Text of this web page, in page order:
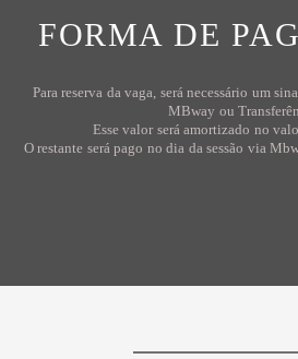
FORMA DE
Para reserva da vaga, será necessário um
MBway ou
Esse valor será amortizado no
O restante será pago no dia da sessão via